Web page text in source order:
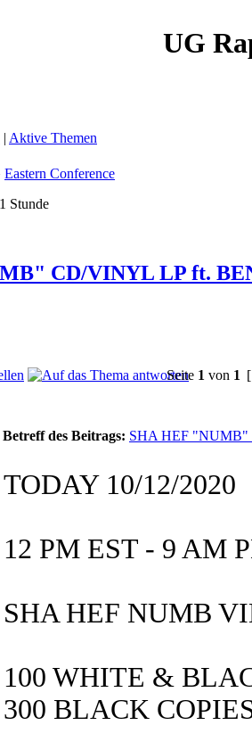
UG
| Aktive Themen
Eastern Conference
Stunde
CD/VINYL LP ft.
Seite 1 von 1
Betreff des Beitrags: SHA HEF "NUMB"
TODAY 10/12/2020
12 PM EST - 9 AM
SHA HEF NUMB
100 WHITE &
300 BLACK